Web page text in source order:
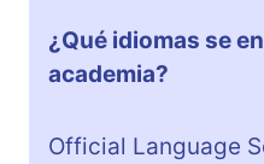
¿Qué idiomas se
academia?
Official Language